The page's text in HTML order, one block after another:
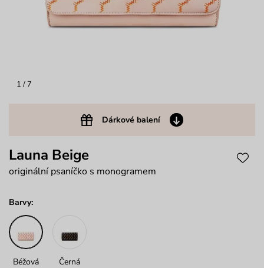
1 / 7
Dárkové balení
Launa Beige
originální psaníčko s monogramem
Barvy:
Béžová Černá